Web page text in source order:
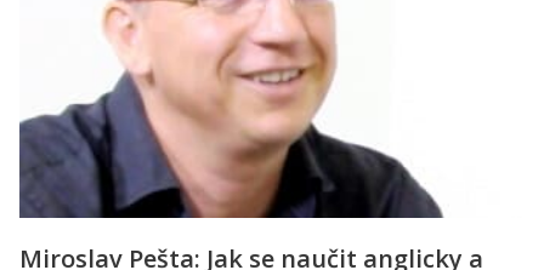
Miroslav Pešta: Jak se naučit anglicky a